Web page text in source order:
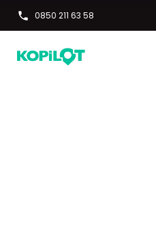
0850 211 63 58